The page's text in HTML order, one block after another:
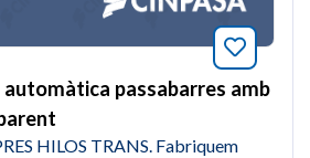
passabarres amb
HILOS TRANS. Fabriquem